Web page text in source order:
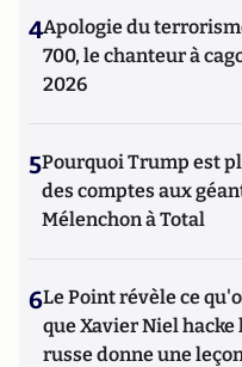
4Apologie du
700, le chanteur à
2026
5Pourquoi Trump est
des comptes aux
Mélenchon à Total
6Le Point révèle ce
que Xavier Niel hacke
russe donne une